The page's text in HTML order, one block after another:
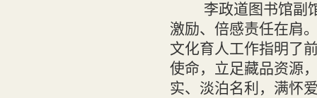
李政道图书馆副
激励、倍感责任在肩
文化育人工作指明了
使命，立足藏品资源
实、淡泊名利，满怀